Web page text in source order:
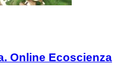
Online Ecoscienza